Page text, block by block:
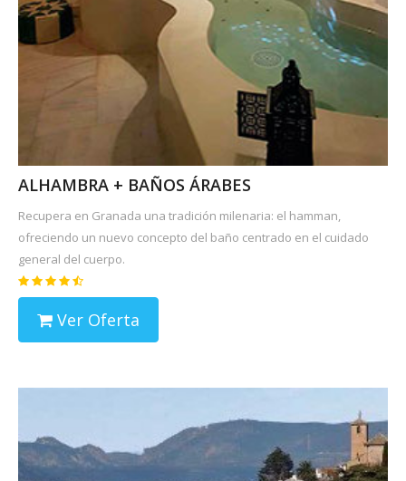
ALHAMBRA + BAÑOS ÁRABES
Recupera en Granada una tradición milenaria: el hamman,
ofreciendo un nuevo concepto del baño centrado en el cuidado
general del cuerpo.
Ver Oferta